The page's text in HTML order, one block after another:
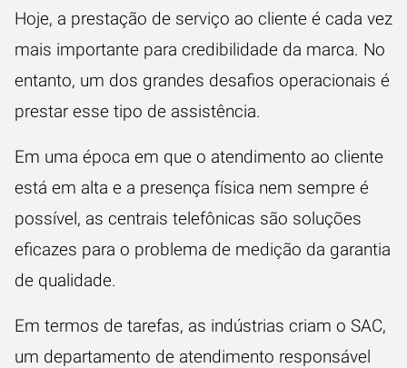
Hoje, a prestação de serviço ao cliente é cada vez
mais importante para credibilidade da marca. No
entanto, um dos grandes desafios operacionais é
prestar esse tipo de assistência.
Em uma época em que o atendimento ao cliente
está em alta e a presença física nem sempre é
possível, as centrais telefônicas são soluções
eficazes para o problema de medição da garantia
de qualidade.
Em termos de tarefas, as indústrias criam o SAC,
um departamento de atendimento responsável